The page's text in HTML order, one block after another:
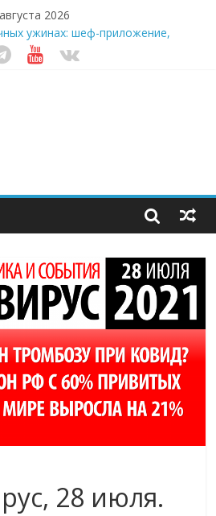
2026
ужинах: шеф-приложение,
еду насквозь
бизнес на полётах дронов и
почему кокосовая вода с
главным трендом
28 июля.